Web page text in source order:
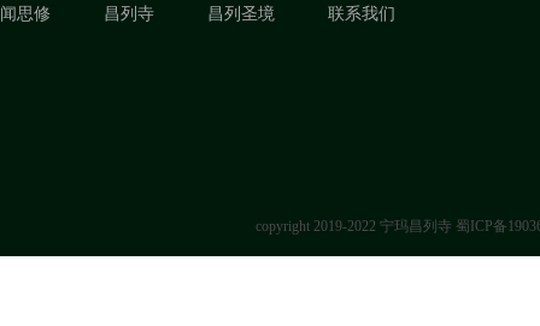
闻思修 昌列寺 昌列圣境 联系我们
copyright 2019-2022 宁玛昌列寺 蜀ICP备